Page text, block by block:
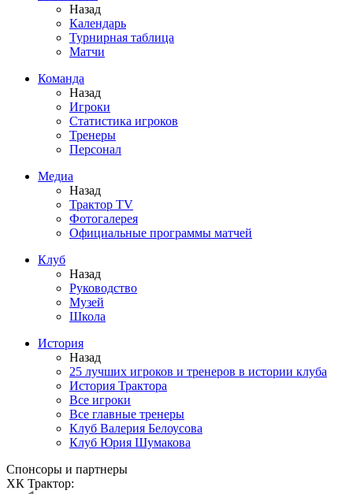
Назад
Календарь
Турнирная таблица
Матчи
Команда
Назад
Игроки
Статистика игроков
Тренеры
Персонал
Медиа
Назад
Трактор TV
Фотогалерея
Официальные программы матчей
Клуб
Назад
Руководство
Музей
Школа
История
Назад
25 лучших игроков и тренеров в истории клуба
История Трактора
Все игроки
Все главные тренеры
Клуб Валерия Белоусова
Клуб Юрия Шумакова
Спонсоры и партнеры
ХК Трактор: